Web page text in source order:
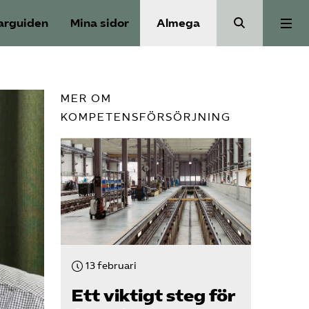
Mina sidor Almega
Reformagenda för järnvägen
Våra frågor
Aktiviteter
Om oss
MER OM
KOMPETENSFÖRSÖRJNING
13 februari
Ett viktigt steg för